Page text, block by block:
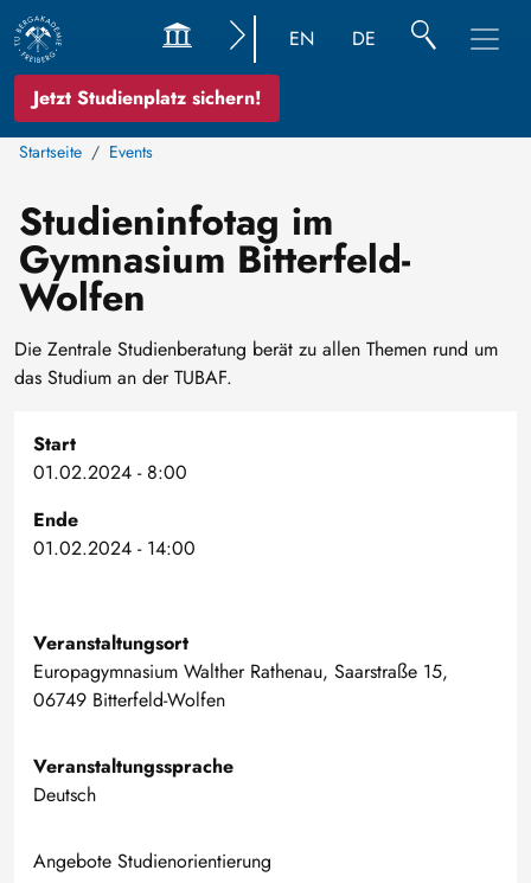
Jetzt Studienplatz sichern!
EN DE
Startseite Events
Studieninfotag im
Gymnasium Bitterfeld-
Wolfen
Die Zentrale Studienberatung berät zu allen Themen rund um
das Studium an der TUBAF.
Start
01.02.2024 - 8:00
Ende
01.02.2024 - 14:00
Veranstaltungsort
Europagymnasium Walther Rathenau, Saarstraße 15,
06749 Bitterfeld-Wolfen
Veranstaltungssprache
Deutsch
Angebote Studienorientierung